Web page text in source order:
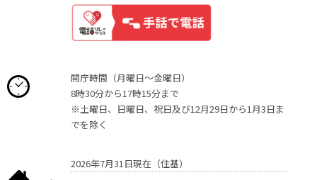
開庁時間（月曜日〜金曜日）
8時30分から17時15分まで
※土曜日、日曜日、祝日及び12月29日から1月3日ま
でを除く
2026年7月31日現在（住基）